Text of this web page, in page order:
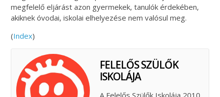
megfelelő eljárást azon gyermekek, tanulók érdekében,
akiknek óvodai, iskolai elhelyezése nem valósul meg.
(Index)
FELELŐS SZÜLŐK
ISKOLÁJA
A Felelős Szülők Iskolája 2010